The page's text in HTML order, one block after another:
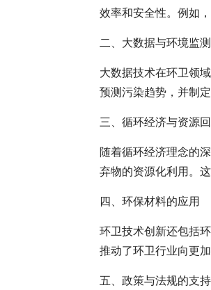
效率和安全性。例如
二、大数据与环境监测
大数据技术在环卫领
预测污染趋势，并制
三、循环经济与资源
随着循环经济理念的
弃物的资源化利用。
四、环保材料的应用
环卫技术创新还包括
推动了环卫行业向更
五、政策与法规的支持